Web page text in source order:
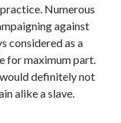
Numerous
against
considered as a
for maximum part.
definitely not
alike a slave.